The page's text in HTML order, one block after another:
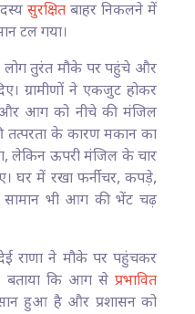
सुरक्षितबाहर निकलने में
टल गया।
लोग तुरंत मौके पर पहुंचे और
ग्रामीणों ने एकजुट होकर
आग को नीचे की मंजिल
तत्परता के कारण मकान का
लेकिन ऊपरी मंजिल के चार
घर में रखा फर्नीचर, कपड़े,
भी आग की भेंट चढ़
देई राणा ने मौके पर पहुंचकर
बताया कि आग सेप्रभावित
हुआ है और प्रशासन को